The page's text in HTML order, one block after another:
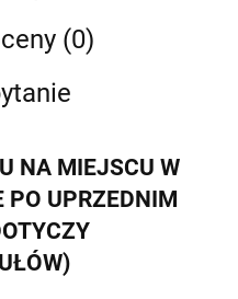
(0)
NA MIEJSCU W
PO UPRZEDNIM